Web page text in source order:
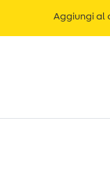
Aggiungi al